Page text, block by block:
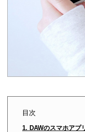
目次
1. DAWのスマホアプ